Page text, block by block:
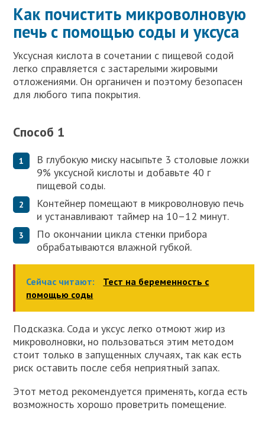
Как почистить микроволновую
печь с помощью соды и уксуса
Уксусная кислота в сочетании с пищевой содой
легко справляется с застарелыми жировыми
отложениями. Он органичен и поэтому безопасен
для любого типа покрытия.
Способ 1
В глубокую миску насыпьте 3 столовые ложки
9% уксусной кислоты и добавьте 40 г
пищевой соды.
Контейнер помещают в микроволновую печь
и устанавливают таймер на 10–12 минут.
По окончании цикла стенки прибора
обрабатываются влажной губкой.
Сейчас читают:
Тест на беременность с
помощью соды
Подсказка. Сода и уксус легко отмоют жир из
микроволновки, но пользоваться этим методом
стоит только в запущенных случаях, так как есть
риск оставить после себя неприятный запах.
Этот метод рекомендуется применять, когда есть
возможность хорошо проветрить помещение.